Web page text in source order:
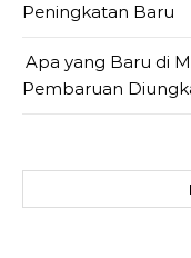
Peningkatan Baru
Apa yang Baru di
Pembaruan